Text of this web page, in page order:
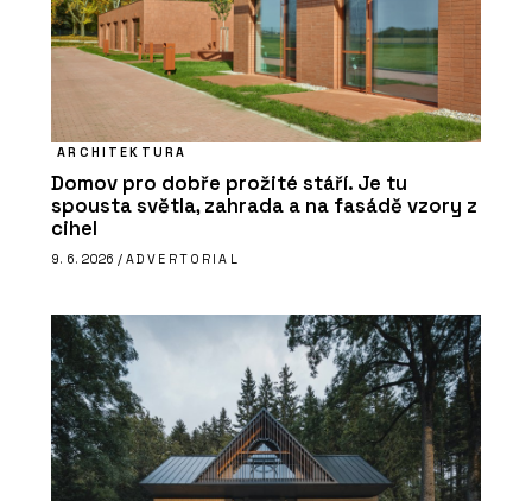
ARCHITEKTURA
Domov pro dobře prožité stáří. Je tu
spousta světla, zahrada a na fasádě vzory z
cihel
9. 6. 2026 / ADVERTORIAL